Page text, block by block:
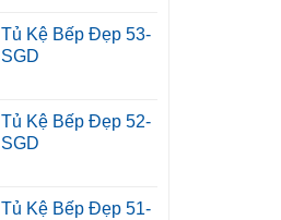
Tủ Kệ Bếp Đẹp 53-
SGD
Tủ Kệ Bếp Đẹp 52-
SGD
Tủ Kệ Bếp Đẹp 51-